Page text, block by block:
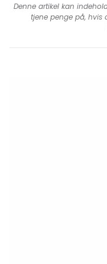
Denne artikel kan
tjene penge på, hvis